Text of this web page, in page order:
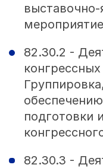
82.30.2 -
подготовки
82.30.3 -